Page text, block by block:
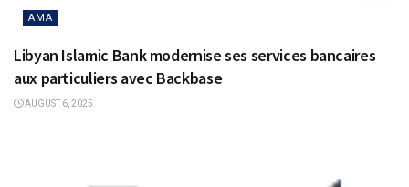
AMA
Libyan Islamic Bank modernise ses services bancaires
aux particuliers avec Backbase
AUGUST 6, 2025